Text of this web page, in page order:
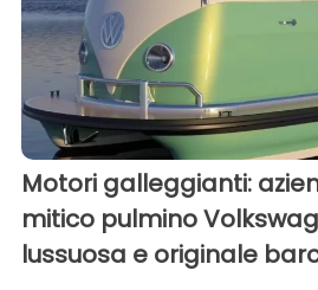
Motori galleggianti:
mitico pulmino
lussuosa e originale